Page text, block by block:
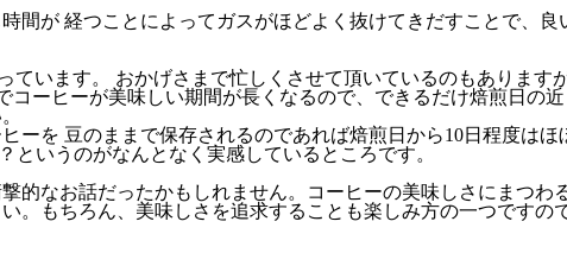
間が 経つことによってガスがほどよく抜けてきだすことで、
ています。 おかげさまで忙しくさせて頂いているのもありま
ーヒーが美味しい期間が長くなるので、できるだけ焙煎日の
を 豆のままで保存されるのであれば焙煎日から10日程度は
いうのがなんとなく実感しているところです。
的なお話だったかもしれません。コーヒーの美味しさにまつわ
。もちろん、美味しさを追求することも楽しみ方の一つですの